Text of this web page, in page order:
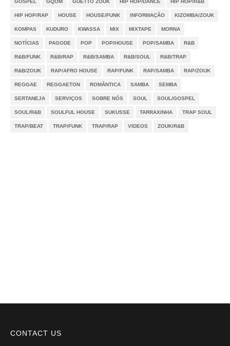
GOSPEL GQOM GUETTO ZOUK HIP HOP/DANCE HIP HOP/R&B
HIP HOP/RAP HOUSE HOUSE/FUNK INFORMAÇÃO KIZOMBA/ZOUK
KOMPAS KUDURO KWASSA MIX MIXTAPE MORNA
NOTÍCIAS PAGODE POP POP/HOUSE POP/SAMBA R&B
R&B/FUNK R&B/RAP R&B/SAMBA R&B/SOUL R&B/TRAP
R&B/ZOUK RAP/AFRO HOUSE RAP/FUNK RAP/SAMBA RAP/ZOUK
REGGAE REGGAETON ROMÂNTICA SAMBA SEMBA
SERTANEJA SERVIÇOS SOBRE NÓS SOUL SOUL/GOSPEL
SOUL/R&B SOULFUL HOUSE SUKUSSE TARRAXINHA TRAP SOUL
TRAP/BEAT TRAP/FUNK TRAP/RAP VIDEOS ZOUK/R&B
CONTACT US